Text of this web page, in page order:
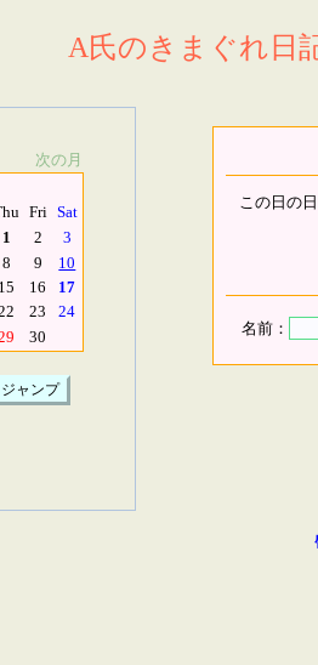
A氏のきまぐれ日
次の月
Fri Sat
1
2
3
8 9
10
15 16
17
23
24
30
この日の
名前：